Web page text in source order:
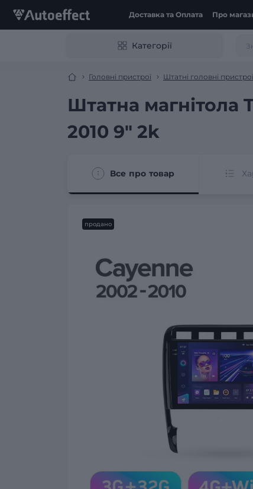
Доставка та Оплата Про
Категорії
Головні пристрої Штатні головні пристрої
Штатна магнітола
2010 9" 2k
Все про товар
продано